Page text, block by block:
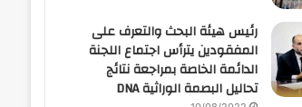
رئيس هيئة البحث والتعرف على
المفقودين يترأس اجتماع اللجنة
الدائمة الخاصة بمراجعة نتائج
تحاليل البصمة الوراثية DNA